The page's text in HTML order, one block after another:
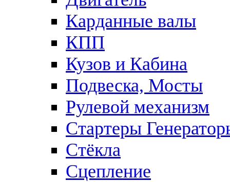
Карданные валы
КПП
Кузов и Кабина
Подвеска, Мосты
Рулевой механизм
Стартеры
Стёкла
Сцепление